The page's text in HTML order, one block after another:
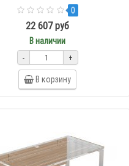
0
22 607 руб
В наличии
- +
В корзину